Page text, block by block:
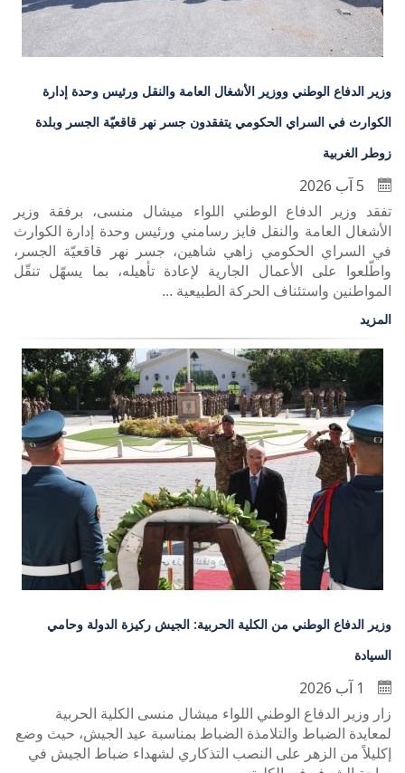
وزير الدفاع الوطني ووزير الأشغال العامة والنقل ورئيس وحدة إدارة
الكوارث في السراي الحكومي يتفقدون جسر نهر قاقعيّة الجسر وبلدة
زوطر الغربية
تفقد وزير الدفاع الوطني اللواء ميشال منسى، برفقة وزير
الأشغال العامة والنقل فايز رسامني ورئيس وحدة إدارة الكوارث
في السراي الحكومي زاهي شاهين، جسر نهر قاقعيّة الجسر،
واطّلعوا على الأعمال الجارية لإعادة تأهيله، بما يسهّل تنقّل
المواطنين واستئناف الحركة الطبيعية ...
المزيد
وزير الدفاع الوطني من الكلية الحربية: الجيش ركيزة الدولة وحامي
السيادة
زار وزير الدفاع الوطني اللواء ميشال منسى الكلية الحربية
لمعايدة الضباط والتلامذة الضباط بمناسبة عيد الجيش، حيث وضع
إكليلاً من الزهر على النصب التذكاري لشهداء ضباط الجيش في